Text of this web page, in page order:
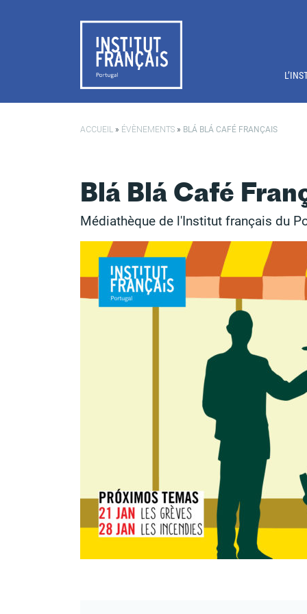
ACCUEIL » ÉVÈNEMENTS » BLÁ BLÁ CAFÉ FRANÇAIS
Blá Blá Café
Médiathèque de l'Institut français du